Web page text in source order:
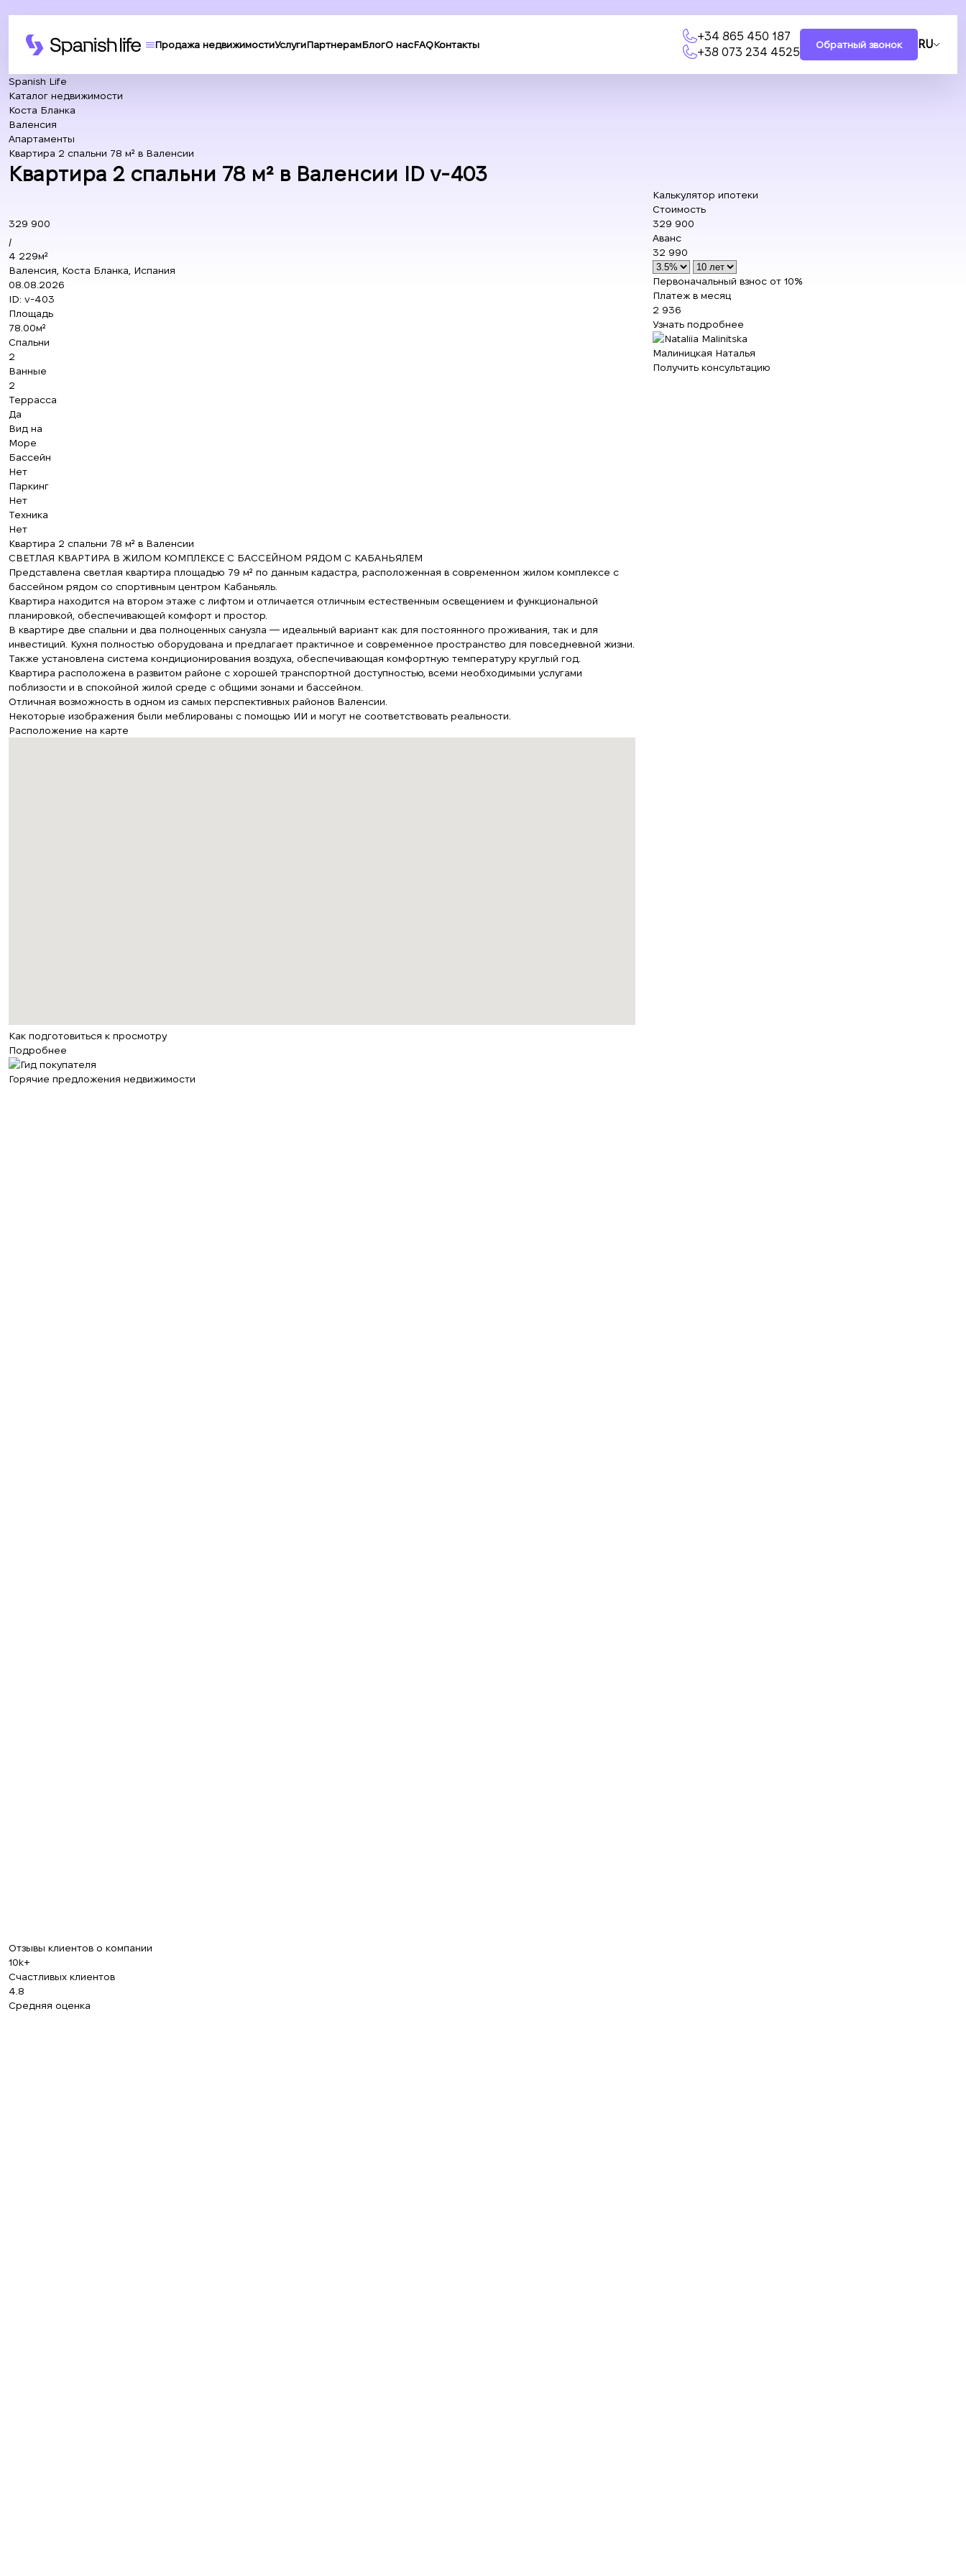
Продажа недвижимостиУслугиПартнерамБлогО насFAQКонтакты
+34 865 450 187
+38 073 234 4525
Обратный звонок RU
Spanish Life
Каталог недвижимости
Коста Бланка
Валенсия
Апартаменты
Квартира 2 спальни 78 м² в Валенсии
Квартира 2 спальни 78 м² в Валенсии ID v-403
329 900
/
4 229м²
Валенсия, Коста Бланка, Испания
08.08.2026
ID: v-403
Площадь
78.00м²
Спальни
2
Ванные
2
Террасса
Да
Вид на
Море
Бассейн
Нет
Паркинг
Нет
Техника
Нет
Квартира 2 спальни 78 м² в Валенсии
СВЕТЛАЯ КВАРТИРА В ЖИЛОМ КОМПЛЕКСЕ С БАССЕЙНОМ РЯДОМ С КАБАНЬЯЛЕМ
Представлена светлая квартира площадью 79 м² по данным кадастра, расположенная в современном жилом комплексе с
бассейном рядом со спортивным центром Кабаньяль.
Квартира находится на втором этаже с лифтом и отличается отличным естественным освещением и функциональной
планировкой, обеспечивающей комфорт и простор.
В квартире две спальни и два полноценных санузла — идеальный вариант как для постоянного проживания, так и для
инвестиций. Кухня полностью оборудована и предлагает практичное и современное пространство для повседневной жизни.
Также установлена система кондиционирования воздуха, обеспечивающая комфортную температуру круглый год.
Квартира расположена в развитом районе с хорошей транспортной доступностью, всеми необходимыми услугами
поблизости и в спокойной жилой среде с общими зонами и бассейном.
Отличная возможность в одном из самых перспективных районов Валенсии.
Некоторые изображения были меблированы с помощью ИИ и могут не соответствовать реальности.
Расположение на карте
Как подготовиться к просмотру
Подробнее
Калькулятор ипотеки
Стоимость
329 900
Аванс
32 990
Первоначальный взнос от 10%
Платеж в месяц
2 936
Узнать подробнее
Малиницкая Наталья
Получить консультацию
Горячие предложения недвижимости
Отзывы клиентов о компании
10k+
Счастливых клиентов
4.8
Средняя оценка